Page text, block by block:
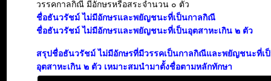
วรรคกาลกิณี มีอักษรหรือสระจำนวน ๐ ตัว
ชื่อธันวรัชม์ ไม่มีอักษรและพยัญชนะที่เป็นกาลกิณี
ชื่อธันวรัชม์ ไม่มีอักษรและพยัญชนะที่เป็นอุตสาหะเกิน ๒ ตัว
สรุปชื่อธันวรัชม์ ไม่มีอักษรที่มีวรรคเป็นกาลกิณีและพยัญชนะที่เ
อุตสาหะเกิน ๒ ตัว เหมาะสมนำมาตั้งชื่อตามหลักทักษา